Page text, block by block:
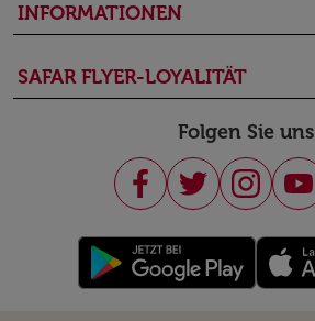
INFORMATIONEN
SAFAR FLYER-LOYALITÄT
Folgen Sie uns